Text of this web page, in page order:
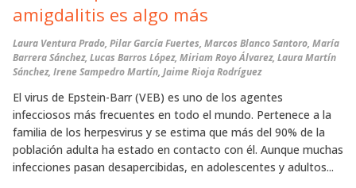
amigdalitis es algo más
Laura Ventura Prado, Pilar García Fuertes, Marcos Blanco Santoro, María
Barrera Sánchez, Lucas Barros López, Miriam Royo Álvarez, Laura Martín
Sánchez, Irene Sampedro Martín, Jaime Rioja Rodríguez
El virus de Epstein-Barr (VEB) es uno de los agentes
infecciosos más frecuentes en todo el mundo. Pertenece a la
familia de los herpesvirus y se estima que más del 90% de la
población adulta ha estado en contacto con él. Aunque muchas
infecciones pasan desapercibidas, en adolescentes y adultos...